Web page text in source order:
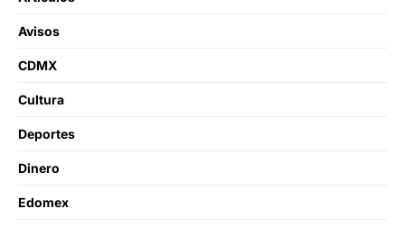
Avisos
CDMX
Cultura
Deportes
Dinero
Edomex